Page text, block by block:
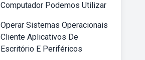
Computador Podemos Utilizar
Operar Sistemas Operacionais
Cliente Aplicativos De
Escritório E Periféricos